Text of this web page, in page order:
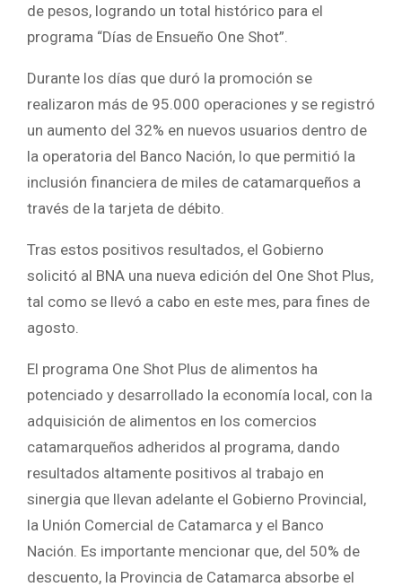
de pesos, logrando un total histórico para el
programa “Días de Ensueño One Shot”.
Durante los días que duró la promoción se
realizaron más de 95.000 operaciones y se registró
un aumento del 32% en nuevos usuarios dentro de
la operatoria del Banco Nación, lo que permitió la
inclusión financiera de miles de catamarqueños a
través de la tarjeta de débito.
Tras estos positivos resultados, el Gobierno
solicitó al BNA una nueva edición del One Shot Plus,
tal como se llevó a cabo en este mes, para fines de
agosto.
El programa One Shot Plus de alimentos ha
potenciado y desarrollado la economía local, con la
adquisición de alimentos en los comercios
catamarqueños adheridos al programa, dando
resultados altamente positivos al trabajo en
sinergia que llevan adelante el Gobierno Provincial,
la Unión Comercial de Catamarca y el Banco
Nación. Es importante mencionar que, del 50% de
descuento, la Provincia de Catamarca absorbe el